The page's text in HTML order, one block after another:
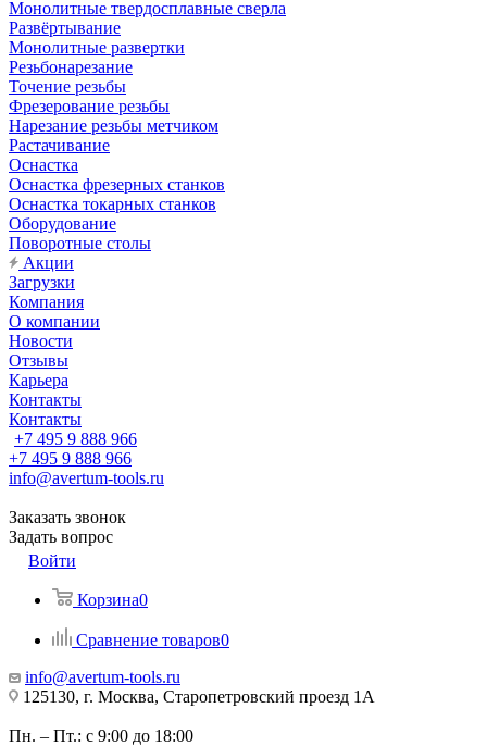
Монолитные твердосплавные сверла
Развёртывание
Монолитные развертки
Резьбонарезание
Точение резьбы
Фрезерование резьбы
Нарезание резьбы метчиком
Растачивание
Оснастка
Оснастка фрезерных станков
Оснастка токарных станков
Оборудование
Поворотные столы
Акции
Загрузки
Компания
О компании
Новости
Отзывы
Карьера
Контакты
Контакты
+7 495 9 888 966
+7 495 9 888 966
info@avertum-tools.ru
Заказать звонок
Задать вопрос
Войти
Корзина0
Сравнение товаров0
info@avertum-tools.ru
125130, г. Москва, Старопетровский проезд 1А
Пн. – Пт.: с 9:00 до 18:00